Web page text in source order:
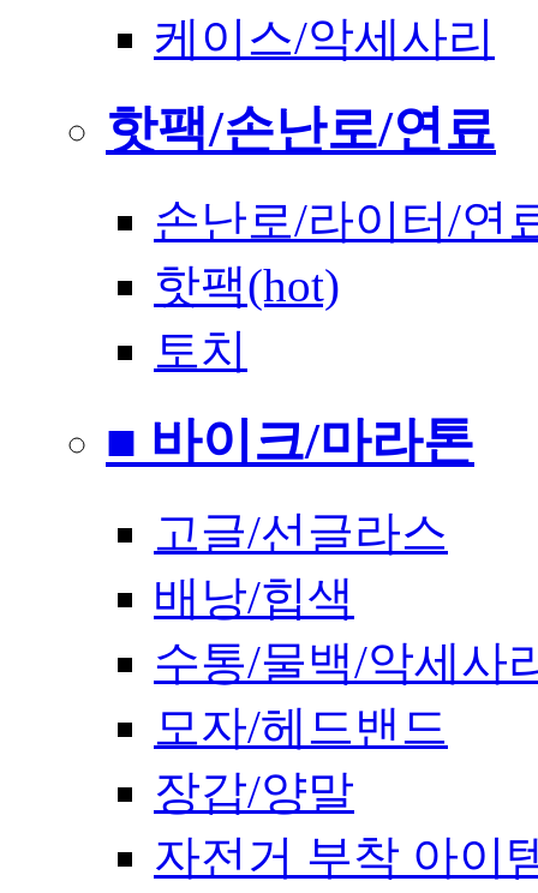
케이스/악세사리
핫팩/손난로/연료
손난로/라이터/연
핫팩(hot)
토치
■ 바이크/마라톤
고글/선글라스
배낭/힙색
수통/물백/악세사
모자/헤드밴드
장갑/양말
자전거 부착 아이